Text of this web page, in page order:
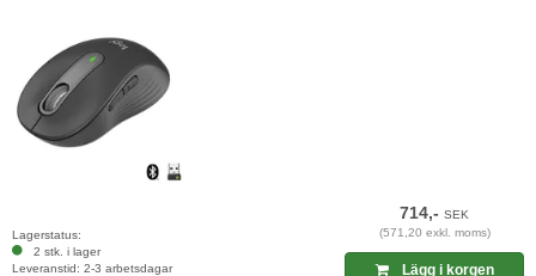
Lagerstatus:
2 stk. i lager
Leveranstid: 2-3 arbetsdagar
714,-SEK
(571,20 exkl. moms)
Lägg i korgen